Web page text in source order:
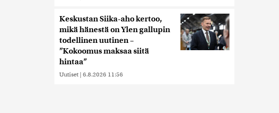
Keskustan Siika-aho kertoo,
mikä hänestä on Ylen gallupin
todellinen uutinen –
”Kokoomus maksaa siitä
hintaa”
Uutiset | 6.8.2026 11:56